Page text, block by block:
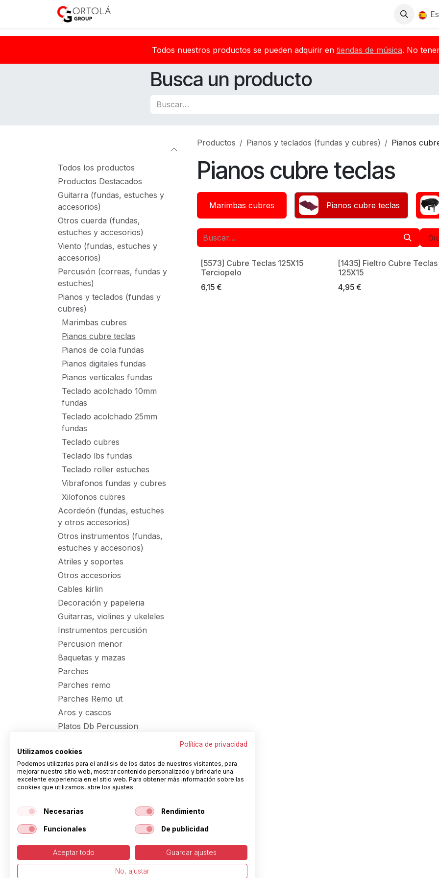
Todos nuestros productos se pueden adquirir en tiendas de música. No
Busca un producto
Todos los productos
Productos Destacados
Guitarra (fundas, estuches y
accesorios)
Otros cuerda (fundas,
estuches y accesorios)
Viento (fundas, estuches y
accesorios)
Percusión (correas, fundas y
estuches)
Pianos y teclados (fundas y
cubres)
Marimbas cubres
Pianos cubre teclas
Pianos de cola fundas
Pianos digitales fundas
Pianos verticales fundas
Teclado acolchado 10mm
fundas
Teclado acolchado 25mm
fundas
Teclado cubres
Teclado lbs fundas
Teclado roller estuches
Vibrafonos fundas y cubres
Xilofonos cubres
Acordeón (fundas, estuches
y otros accesorios)
Otros instrumentos (fundas,
estuches y accesorios)
Atriles y soportes
Otros accesorios
Cables kirlin
Decoración y papeleria
Guitarras, violines y ukeleles
Instrumentos percusión
Percusion menor
Baquetas y mazas
Parches
Parches remo
Parches Remo ut
Aros y cascos
Platos Db Percussion
Soportes percusión
Santafe drums
Hasta fin stock
ZO Plastic
Productos Pianos y teclados (fundas y cubres) Pianos
Pianos cubre teclas
Marimbas cubres Pianos cubre teclas
Made in Spain
[5573] Cubre Teclas 125X15
Terciopelo
6,15 € Made in Spain
[1435] Fieltro Cubre Teclas
125X15
4,95 €
Política de privacidad
Utilizamos cookies
Podemos utilizarlas para el análisis de los datos de nuestros visitantes, para
mejorar nuestro sitio web, mostrar contenido personalizado y brindarle una
excelente experiencia en el sitio web. Para obtener más información sobre las
cookies que utilizamos, abre los ajustes.
Necesarias Rendimiento
Funcionales De publicidad
Aceptar todo Guardar ajustes
No, ajustar